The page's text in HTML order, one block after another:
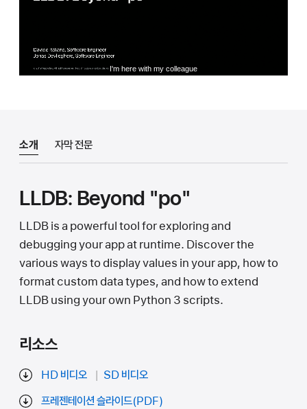
소개 자막 전문
LLDB: Beyond "po"
LLDB is a powerful tool for exploring and
debugging your app at runtime. Discover the
various ways to display values in your app, how to
format custom data types, and how to extend
LLDB using your own Python 3 scripts.
리소스
HD 비디오
SD 비디오
프레젠테이션 슬라이드(PDF)